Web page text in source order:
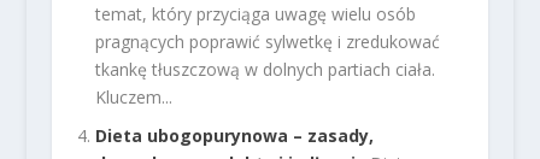
temat, który przyciąga uwagę wielu osób
pragnących poprawić sylwetkę i zredukować
tkankę tłuszczową w dolnych partiach ciała.
Kluczem...
Dieta ubogopurynowa – zasady,